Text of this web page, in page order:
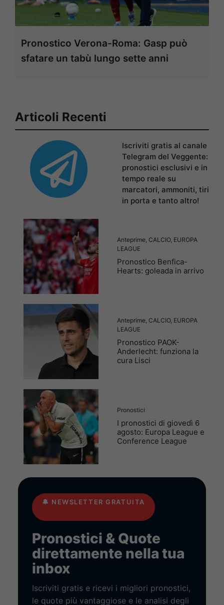
Pronostico Verona-Roma: Gasp può
sfatare un tabù lungo sette anni
Articoli Recenti
Iscriviti gratis al canale
Telegram del Veggente:
pronostici esclusivi e in
tempo reale su
marcatori, ammoniti, tiri
in porta e tanto altro!
Anteprime CALCIO, EUROPA
LEAGUE
Pronostico Benfica-
Hearts: goleada in arrivo
Anteprime CALCIO, EUROPA
LEAGUE
Pronostico PAOK-
Anderlecht: funziona la
cura Lisci
Pronostici
I pronostici di giovedì 6
agosto: Europa League e
Conference League
🔔 NEWSLETTER GRATUITA
Pronostici & Quote
direttamente nella tua
inbox
Iscriviti gratis e ricevi i migliori pronostici,
le quote più vantaggiose e le analisi degli